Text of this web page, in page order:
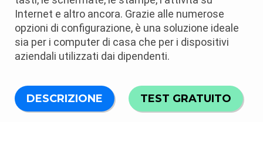
Internet e altro ancora. Grazie alle numerose
opzioni di configurazione, è una soluzione ideale
sia per i computer di casa che per i dispositivi
aziendali utilizzati dai dipendenti.
DESCRIZIONE TEST GRATUITO